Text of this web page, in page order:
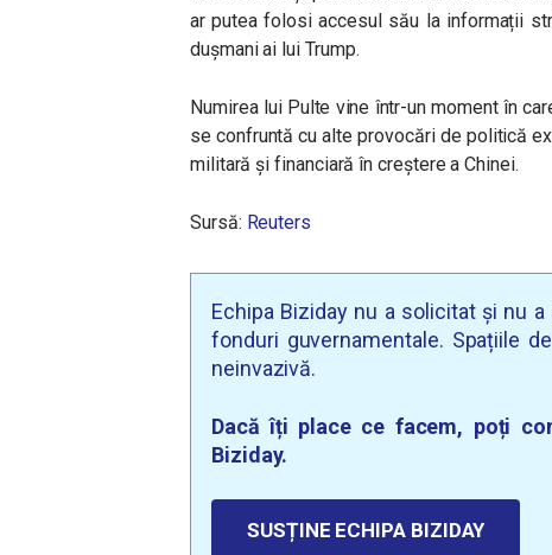
ar putea folosi accesul său la informații
dușmani ai lui Trump.
Numirea lui Pulte vine într-un moment în
se confruntă cu alte provocări de politică
militară și financiară în creștere a Chinei.
Sursă: Reuters
Echipa Biziday nu a solicitat și nu
fonduri guvernamentale. Spațiile
neinvazivă.
Dacă îți place ce facem, poți
Biziday.
SUSȚINE ECHIPA BIZIDAY